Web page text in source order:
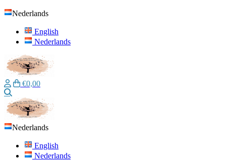
Nederlands
English
Nederlands
€0,00
Nederlands
English
Nederlands